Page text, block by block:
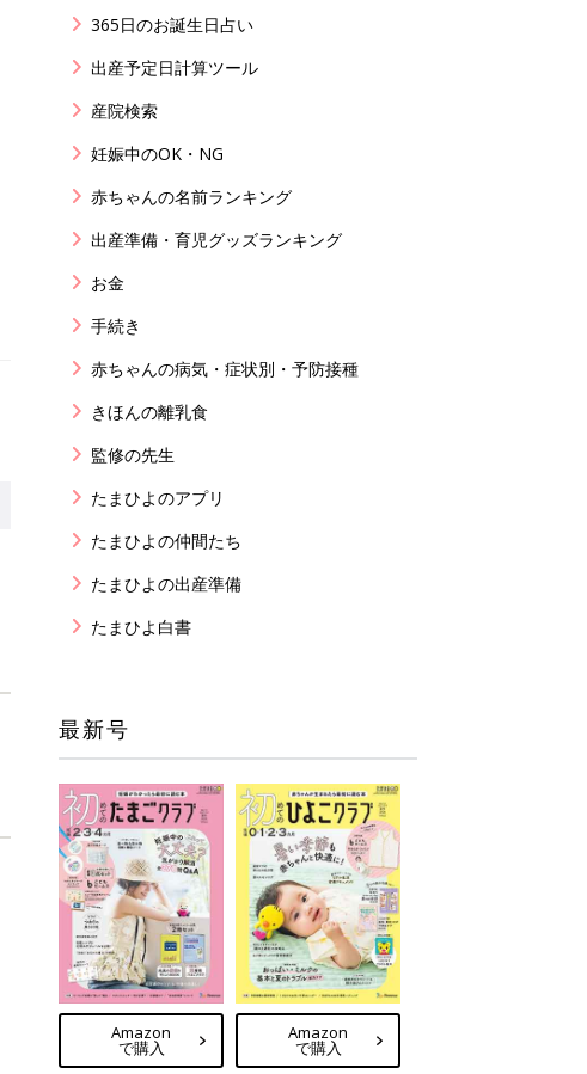
365日のお誕生日占い
出産予定日計算ツール
産院検索
妊娠中のOK・NG
赤ちゃんの名前ランキング
出産準備・育児グッズランキング
お金
手続き
赤ちゃんの病気・症状別・予防接種
きほんの離乳食
監修の先生
たまひよのアプリ
たまひよの仲間たち
たまひよの出産準備
たまひよ白書
最新号
Amazon
で購入
Amazon
で購入